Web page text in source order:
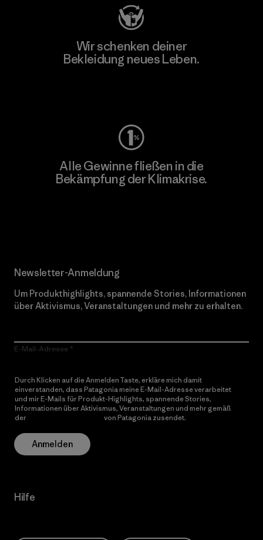
Wir schenken deiner
Bekleidung neues Leben.
Alle Gewinne fließen in die
Bekämpfung der Klimakrise.
Newsletter-Anmeldung
Um Produkthighlights, spannende Stories, Informationen
über Aktivismus, Veranstaltungen und mehr zu erhalten.
E-Mail-Adresse
Durch Klicken auf die Anmelden Taste, erkläre mich damit
einverstanden, dass Patagonia meine E-Mail-Adresse verarbeitet
und mir E-Mails für Produkt-Highlights, spannende Stories,
Informationen über Aktivismus, Veranstaltungen und mehr gemäß
der
von Patagonia zusendet.
Anmelden
Hilfe